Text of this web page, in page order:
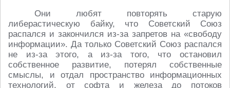
Они любят повторять старую
либерастическую байку, что Советский Союз
распался и закончился из-за запретов на «свободу
информации». Да только Советский Союз распался
не из-за этого, а из-за того, что остановил
собственное развитие, потерял собственные
смыслы, и отдал пространство информационных
технологий, от софта и железа до потоков